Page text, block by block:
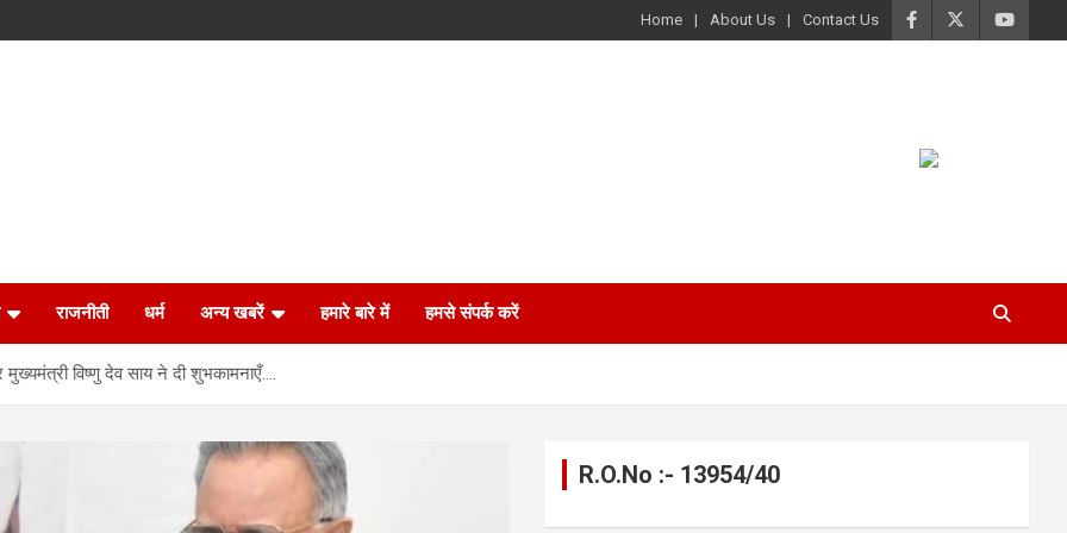
Home About Us Contact Us
राजनीती धर्म अन्य खबरें हमारे बारे में हमसे संपर्क करें
विष्णु देव साय ने दी शुभकामनाएँ….
R.O.No :- 13954/40